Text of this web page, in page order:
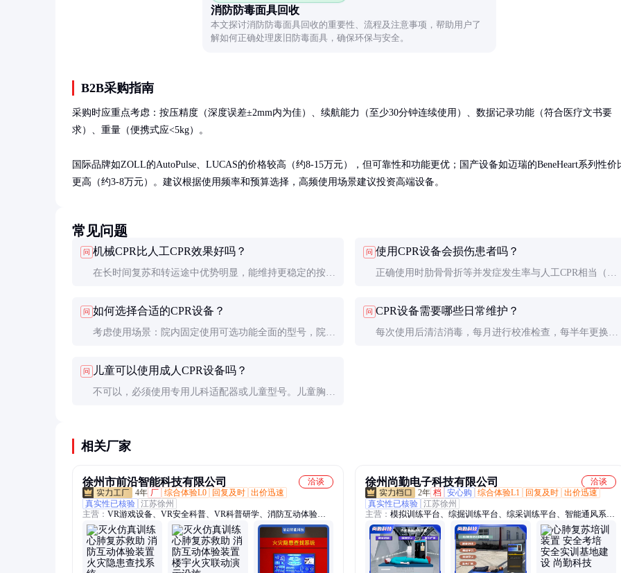
消防防毒面具回收
本文探讨消防防毒面具回收的重要性、流程及注意事项，帮助用户了
解如何正确处理废旧防毒面具，确保环保与安全。
B2B采购指南
采购时应重点考虑：按压精度（深度误差±2mm内为佳）、续航能力（至少30分钟连续使用）、数据记录功能（符合医疗文书要
求）、重量（便携式应<5kg）。
国际品牌如ZOLL的AutoPulse、LUCAS的价格较高（约8-15万元），但可靠性和功能更优；国产设备如迈瑞的BeneHeart系列性价
更高（约3-8万元）。建议根据使用频率和预算选择，高频使用场景建议投资高端设备。
常见问题
问 机械CPR比人工CPR效果好吗？
在长时间复苏和转运途中优势明显，能维持更稳定的按压
CPR同样有效，两者应结合使用。
问 使用CPR设备会损伤患者吗？
正确使用时肋骨骨折等并发症发生率与人工CPR相当（约
的风险。
问 如何选择合适的CPR设备？
考虑使用场景：院内固定使用可选功能全面的型号，院前
容性（如能否与除颤器同步使用）。
问 CPR设备需要哪些日常维护？
每次使用后清洁消毒，每月进行校准检查，每半年更换电
问 儿童可以使用成人CPR设备吗？
不可以，必须使用专用儿科适配器或儿童型号。儿童胸廓
相关厂家
徐州市前沿智能科技有限公司
洽谈
4年 厂 综合体验L0 回复及时 出价迅速
真实性已核验 江苏徐州
主营： VR游戏设备、VR安全科普、VR科普研学、消防互动体验装
置、应急安全体验馆、航空航天馆
徐州尚勤电子科技有限公司
洽谈
2年 档 安心购 综合体验L1 回复及时 出价迅速
真实性已核验 江苏徐州
主营： 模拟训练平台、综掘训练平台、综采训练平台、智能通风系
统、矿山安全实训基地、煤矿培训设备、煤矿安全教学、矿山培训设
备